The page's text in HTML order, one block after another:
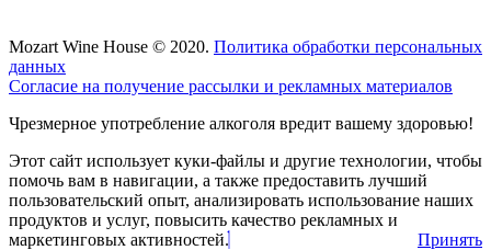
Mozart Wine House © 2020. Политика обработки персональных
данных
Согласие на получение рассылки и рекламных материалов
Чрезмерное употребление алкоголя вредит вашему здоровью!
Этот сайт использует куки-файлы и другие технологии, чтобы
помочь вам в навигации, а также предоставить лучший
пользовательский опыт, анализировать использование наших
продуктов и услуг, повысить качество рекламных и
маркетинговых активностей.
Принять